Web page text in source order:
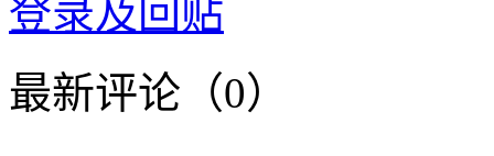
登录及回贴
最新评论（0）